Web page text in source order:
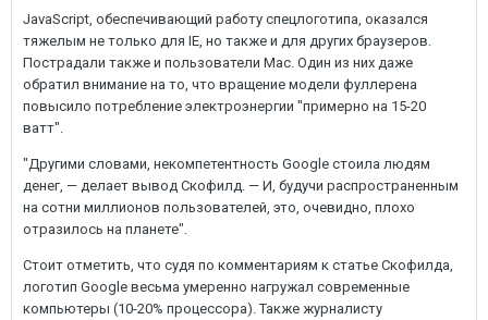
JavaScript, обеспечивающий работу спецлоготипа, оказался
тяжелым не только для IE, но также и для других браузеров.
Пострадали также и пользователи Mac. Один из них даже
обратил внимание на то, что вращение модели фуллерена
повысило потребление электроэнергии "примерно на 15-20
ватт".
"Другими словами, некомпетентность Google стоила людям
денег, — делает вывод Скофилд. — И, будучи распространенным
на сотни миллионов пользователей, это, очевидно, плохо
отразилось на планете".
Стоит отметить, что судя по комментариям к статье Скофилда,
логотип Google весьма умеренно нагружал современные
компьютеры (10-20% процессора). Также журналисту